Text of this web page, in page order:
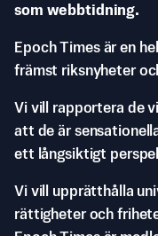
som webbtidning.
Epoch Times är en
främst riksnyheter
Vi vill rapportera de
att de är
ett långsiktigt
Vi vill upprätthålla
rättigheter och